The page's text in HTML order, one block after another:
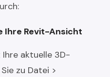
Ihre Revit-Ansicht
aktuelle 3D-
zu Datei >